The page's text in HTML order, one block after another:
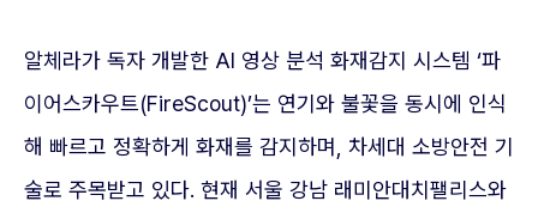
알체라가 독자 개발한 AI 영상 분석 화재감지 시스템 ‘파
이어스카우트(FireScout)’는 연기와 불꽃을 동시에 인식
해 빠르고 정확하게 화재를 감지하며, 차세대 소방안전 기
술로 주목받고 있다. 현재 서울 강남 래미안대치팰리스와